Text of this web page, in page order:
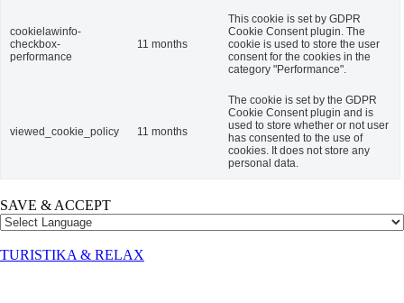
cookielawinfo-
checkbox-
performance
11 months
This cookie is set by GDPR
Cookie Consent plugin. The
cookie is used to store the user
consent for the cookies in the
category "Performance".
viewed_cookie_policy 11 months
The cookie is set by the GDPR
Cookie Consent plugin and is
used to store whether or not user
has consented to the use of
cookies. It does not store any
personal data.
SAVE & ACCEPT
TURISTIKA & RELAX